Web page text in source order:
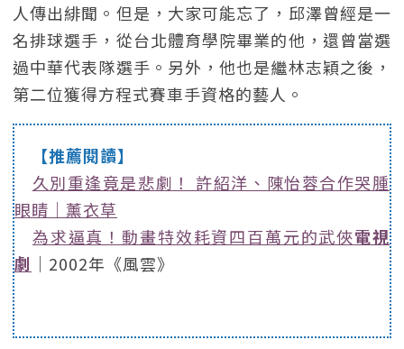
人傳出緋聞。但是，大家可能忘了，邱澤曾經是一
名排球選手，從台北體育學院畢業的他，還曾當選
過中華代表隊選手。另外，他也是繼林志穎之後，
第二位獲得方程式賽車手資格的藝人。
【推薦閱讀】
久別重逢竟是悲劇！ 許紹洋、陳怡蓉合作哭腫
眼睛｜薰衣草
為求逼真！動畫特效耗資四百萬元的武俠電視
劇 ｜2002年《風雲》